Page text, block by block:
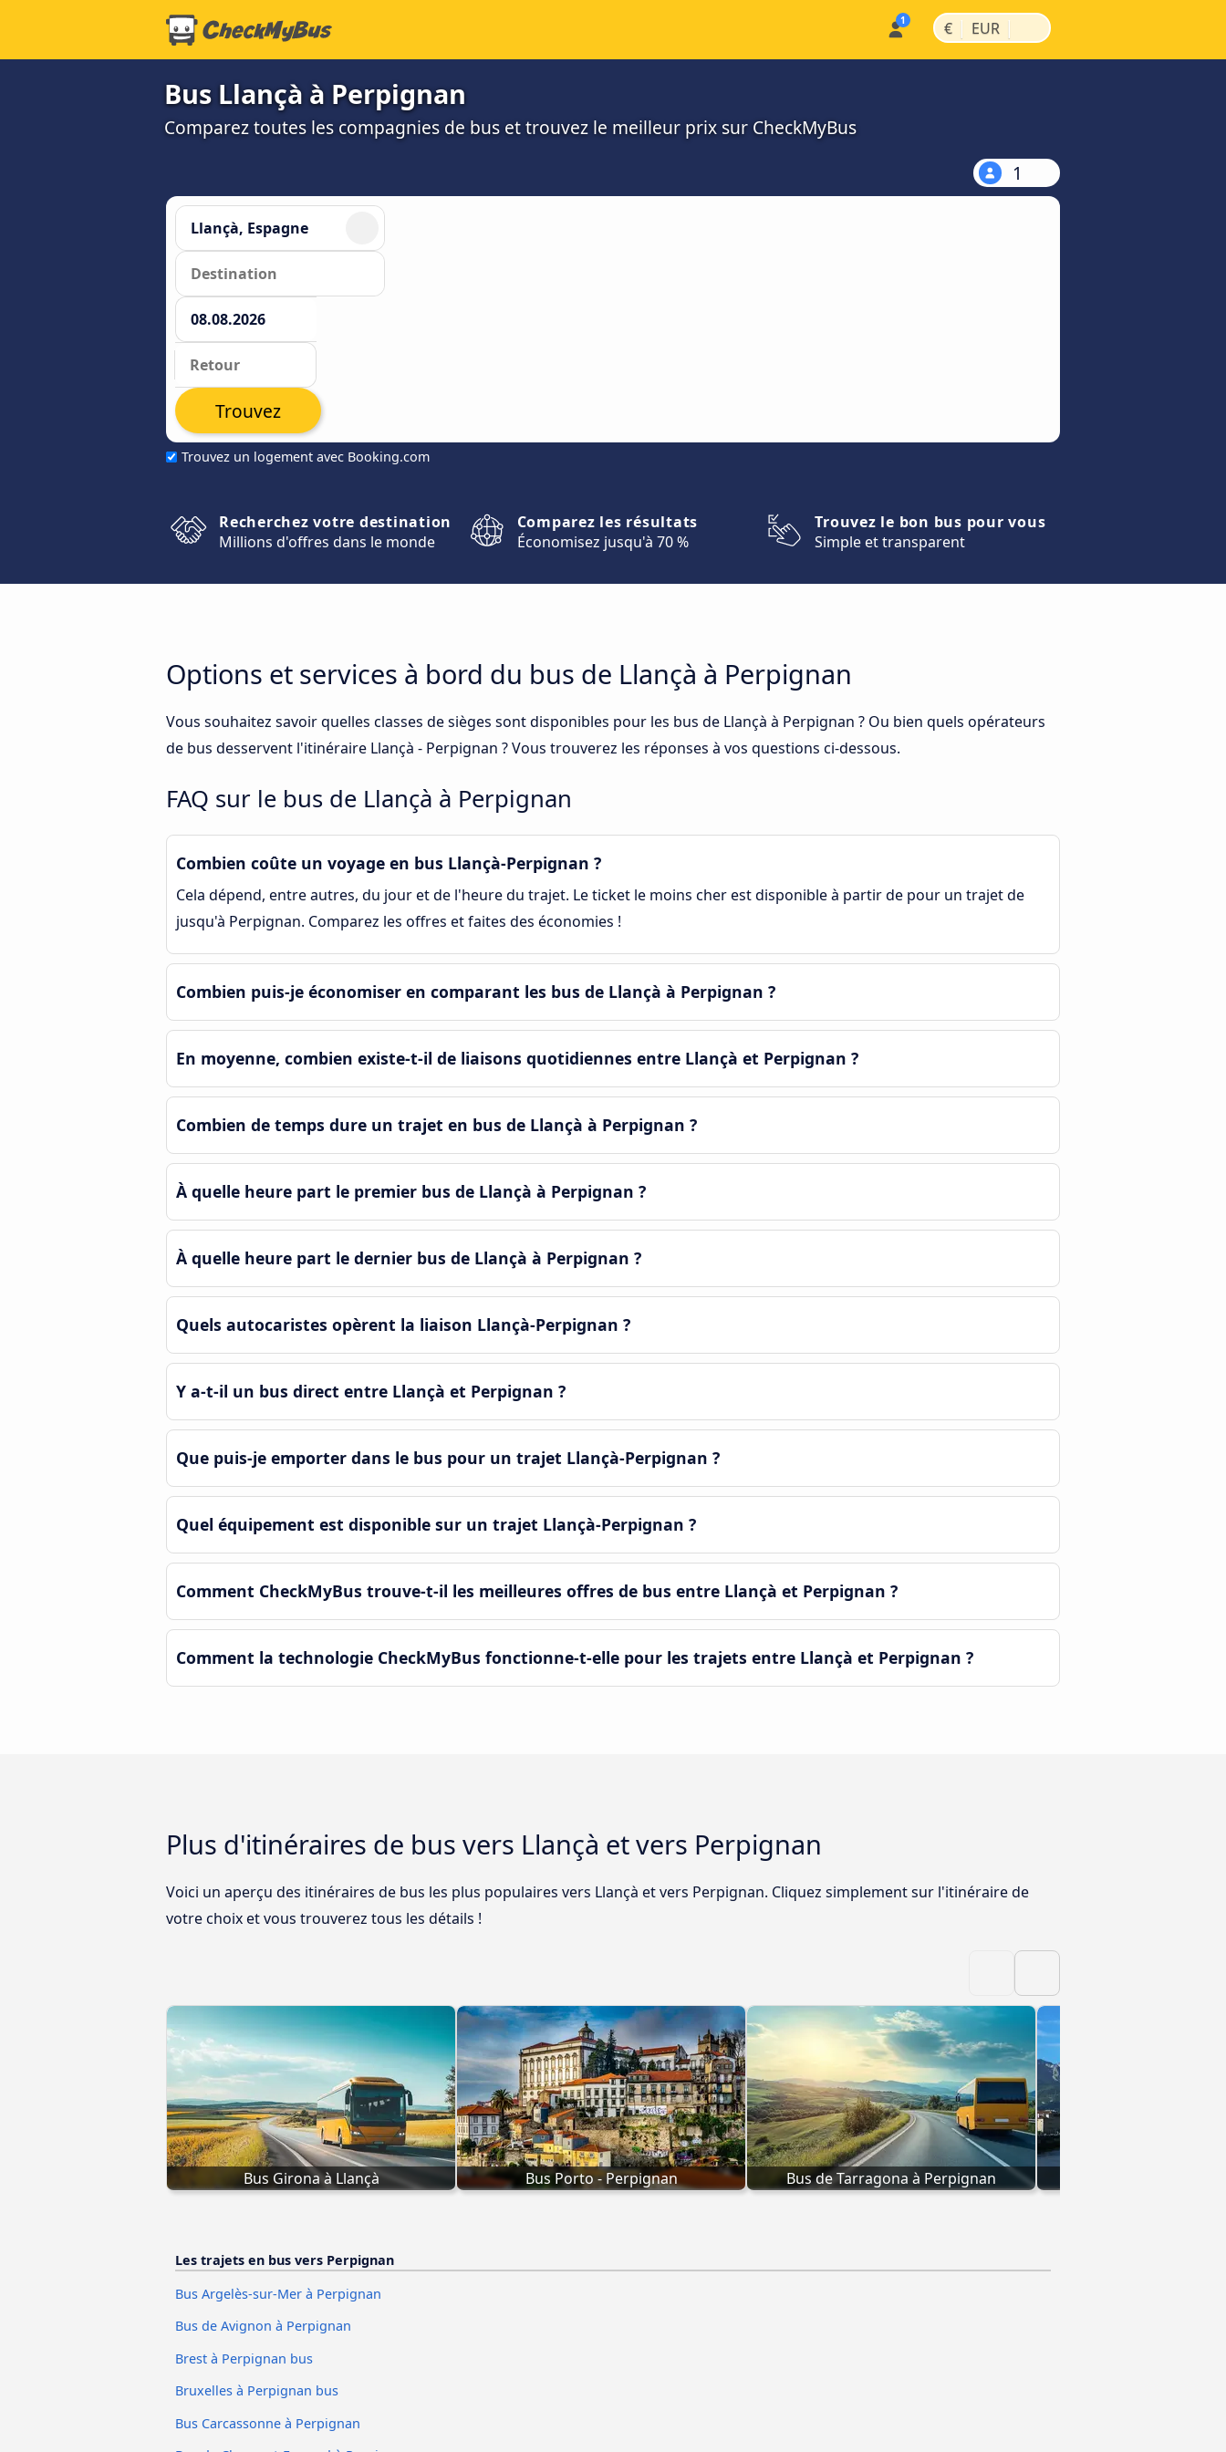
€ | EUR |
Bus Llançà à Perpignan
Comparez toutes les compagnies de bus et trouvez le meilleur prix sur CheckMyBus
1
Trouvez un logement avec Booking.com
Trouvez
Recherchez votre destination
Millions d'offres dans le monde
Comparez les résultats
Économisez jusqu'à 70 %
Trouvez le bon bus pour vous
Simple et transparent
Options et services à bord du bus de Llançà à Perpignan
Vous souhaitez savoir quelles classes de sièges sont disponibles pour les bus de Llançà à Perpignan ? Ou bien quels opérateurs
de bus desservent l'itinéraire Llançà - Perpignan ? Vous trouverez les réponses à vos questions ci-dessous.
FAQ sur le bus de Llançà à Perpignan
Combien coûte un voyage en bus Llançà-Perpignan ?
Cela dépend, entre autres, du jour et de l'heure du trajet. Le ticket le moins cher est disponible à partir de pour un trajet de
jusqu'à Perpignan. Comparez les offres et faites des économies !
Combien puis-je économiser en comparant les bus de Llançà à Perpignan ?
En moyenne, combien existe-t-il de liaisons quotidiennes entre Llançà et Perpignan ?
Combien de temps dure un trajet en bus de Llançà à Perpignan ?
À quelle heure part le premier bus de Llançà à Perpignan ?
À quelle heure part le dernier bus de Llançà à Perpignan ?
Quels autocaristes opèrent la liaison Llançà-Perpignan ?
Y a-t-il un bus direct entre Llançà et Perpignan ?
Que puis-je emporter dans le bus pour un trajet Llançà-Perpignan ?
Quel équipement est disponible sur un trajet Llançà-Perpignan ?
Comment CheckMyBus trouve-t-il les meilleures offres de bus entre Llançà et Perpignan ?
Comment la technologie CheckMyBus fonctionne-t-elle pour les trajets entre Llançà et Perpignan ?
Plus d'itinéraires de bus vers Llançà et vers Perpignan
Voici un aperçu des itinéraires de bus les plus populaires vers Llançà et vers Perpignan. Cliquez simplement sur l'itinéraire de
votre choix et vous trouverez tous les détails !
Bus Girona à Llançà Bus Porto - Perpignan Bus de Tarragona à Perpignan
Les trajets en bus vers Perpignan
Bus Argelès-sur-Mer à Perpignan
Bus de Avignon à Perpignan
Brest à Perpignan bus
Bruxelles à Perpignan bus
Bus Carcassonne à Perpignan